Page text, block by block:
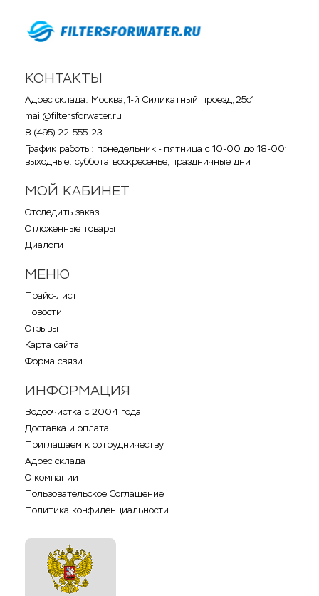
КОНТАКТЫ
Адрес склада: Москва, 1-й Силикатный проезд, 25с1
mail@filtersforwater.ru
8 (495) 22-555-23
График работы: понедельник - пятница с 10-00 до 18-00;
выходные: суббота, воскресенье, праздничные дни
МОЙ КАБИНЕТ
Отследить заказ
Отложенные товары
Диалоги
МЕНЮ
Прайс-лист
Новости
Отзывы
Карта сайта
Форма связи
ИНФОРМАЦИЯ
Водоочистка с 2004 года
Доставка и оплата
Приглашаем к сотрудничеству
Адрес склада
О компании
Пользовательское Соглашение
Политика конфиденциальности